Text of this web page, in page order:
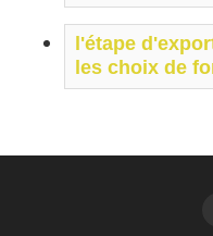
l'étape
les choix de